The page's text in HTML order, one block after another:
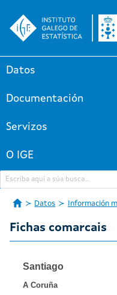
Datos
Documentación
Servizos
O IGE
Datos Información
Fichas comarcais
Santiago
A Coruña